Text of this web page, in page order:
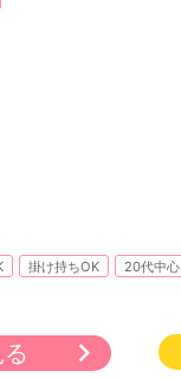
掛け持ちOK 20代中心